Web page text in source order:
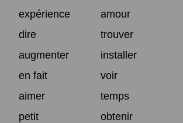
expérience
amour
dire
trouver
augmenter
installer
en fait
voir
aimer
temps
petit
obtenir